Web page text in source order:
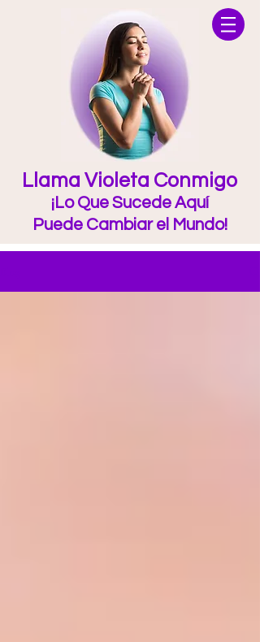
Llama Violeta Conmigo
¡Lo Que Sucede Aquí
Puede Cambiar el Mundo!